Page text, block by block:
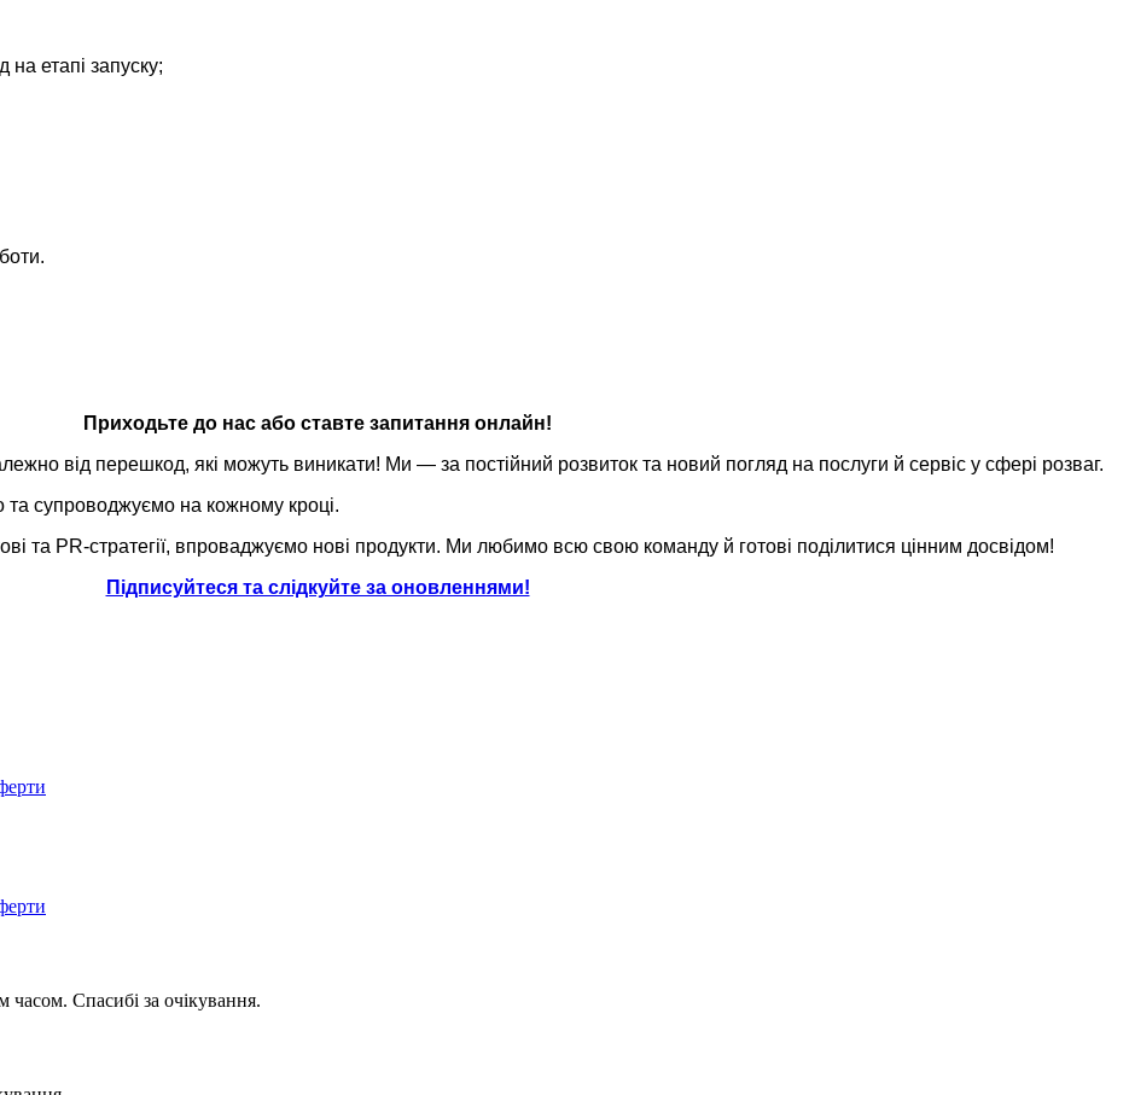
етапі запуску;
Приходьте до нас або ставте запитання онлайн!
від перешкод, які можуть виникати! Ми — за постійний розвиток та новий погляд на послуги й сервіс у сфері розваг.
та супроводжуємо на кожному кроці.
та PR-стратегії, впроваджуємо нові продукти. Ми любимо всю свою команду й готові поділитися цінним досвідом!
Підписуйтеся та слідкуйте за оновленнями!
Спасибі за очікування.